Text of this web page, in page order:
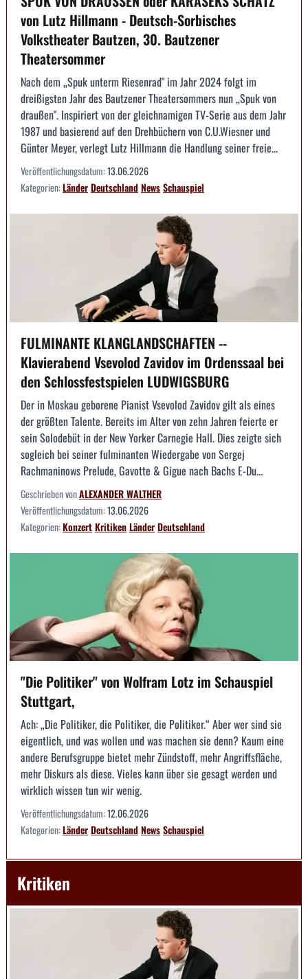
von Lutz Hillmann - Deutsch-Sorbisches
Volkstheater Bautzen, 30. Bautzener
Theatersommer
Nach dem „Spuk unterm Riesenrad" im Jahr 2024 folgt im
dreißigsten Jahr des Bautzener Theatersommers nun „Spuk von
draußen". Inspiriert von der gleichnamigen TV-Serie aus dem Jahr
1987 und basierend auf den Drehbüchern von C.U.Wiesner und
Günter Meyer, verlegt Lutz Hillmann die Handlung seiner freie...
Veröffentlichungsdatum:13.06.2026
Kategorien:LänderDeutschlandNewsSchauspiel
FULMINANTE KLANGLANDSCHAFTEN --
Klavierabend Vsevolod Zavidov im Ordenssaal bei
den Schlossfestspielen LUDWIGSBURG
Der in Moskau geborene Pianist Vsevolod Zavidov gilt als eines
der größten Talente. Bereits im Alter von zehn Jahren feierte er
sein Solodebüt in der New Yorker Carnegie Hall. Dies zeigte sich
sogleich bei seiner fulminanten Wiedergabe von Sergej
Rachmaninows Prelude, Gavotte & Gigue nach Bachs E-Du...
Geschrieben vonALEXANDER WALTHER
Veröffentlichungsdatum:13.06.2026
Kategorien:KonzertKritikenLänderDeutschland
"Die Politiker" von Wolfram Lotz im Schauspiel
Stuttgart,
Ach: „Die Politiker, die Politiker, die Politiker.“ Aber wer sind sie
eigentlich, und was wollen und was machen sie denn? Kaum eine
andere Berufsgruppe bietet mehr Zündstoff, mehr Angriffsfläche,
mehr Diskurs als diese. Vieles kann über sie gesagt werden und
wirklich wissen tun wir wenig.
Veröffentlichungsdatum:12.06.2026
Kategorien:LänderDeutschlandNewsSchauspiel
Kritiken